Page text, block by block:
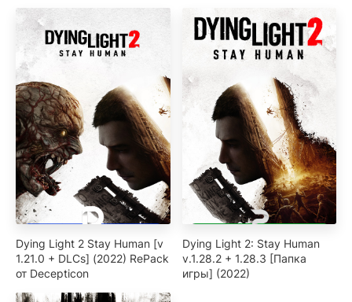
Dying Light 2 Stay Human [v
1.21.0 + DLCs] (2022) RePack
от Decepticon
Dying Light 2: Stay Human
v.1.28.2 + 1.28.3 [Папка
игры] (2022)